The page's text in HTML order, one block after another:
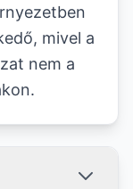
mivel a
nem a